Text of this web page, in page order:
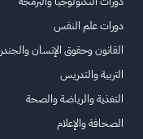
دورات علم النفس
القانون وحقوق الإنسان والجندر
التربية والتدريس
التغذية والرياضة والصحة
الصحافة والإعلام